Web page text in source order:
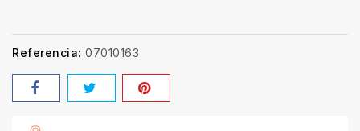
Referencia: 07010163